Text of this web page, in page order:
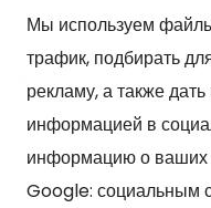
Мы используем
трафик, подбирать
рекламу, а также
информацией в
информацию о ваших
Google: социальным
Kangasniemen kunta
Otto Mannisen tie 2
51200 Kangasniemi